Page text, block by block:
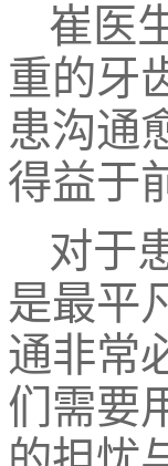
崔医
重的牙
患沟通
得益于
对于
是最平
通非常
们需要